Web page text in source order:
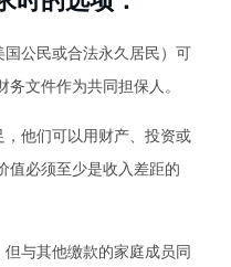
公民或合法永久居民）可
文件作为共同担保人。
他们可以用财产、投资或
值必须至少是收入差距的
与其他缴款的家庭成员同